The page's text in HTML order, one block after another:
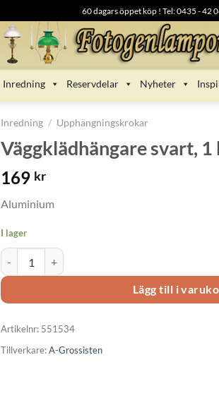
60 dagars öppet köp ! Tel: 0435 - 42
Inredning Reservdelar Nyheter
Inredning / Upphängningskrokar
Väggklädhängare svart,
169 kr
Aluminium
I lager
Väggklädhängare svart, 1 krok 551534 mängd
Lägg till i
Artikelnr: 551534
Tillverkare:A-Grossisten